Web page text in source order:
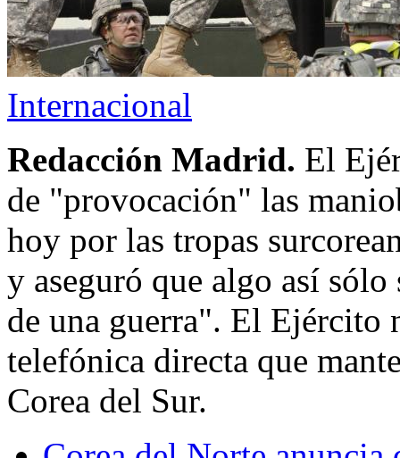
Internacional
Redacción Madrid. El
de "provocación" las
hoy por las tropas
y aseguró que algo así
de una guerra". El Ejército
telefónica directa que
Corea del Sur.